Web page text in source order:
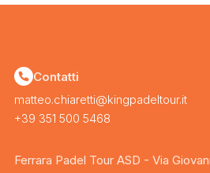
Contatti
matteo.chiaretti@kingpadeltour.it
+39 351 500 5468
Ferrara Padel Tour ASD - Via